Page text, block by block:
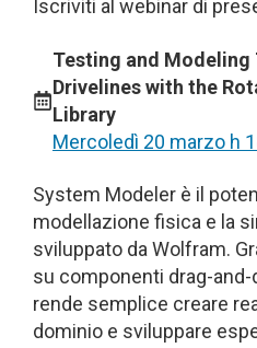
Iscriviti al webinar di
Testing and Modeling
Drivelines with the
Library
Mercoledì 20 marzo h
System Modeler è il
modellazione fisica e la
sviluppato da Wolfram.
su componenti drag-
rende semplice creare
dominio e sviluppare